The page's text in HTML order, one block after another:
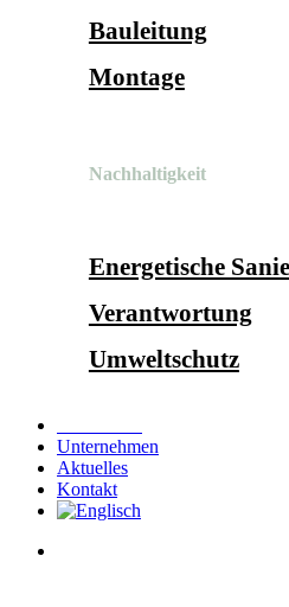
Bauleitung
Montage
Nachhaltigkeit
Energetische
Verantwortung
Umweltschutz
Unternehmen
Aktuelles
Kontakt